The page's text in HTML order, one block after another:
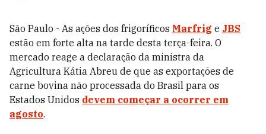
São Paulo - As ações dos frigoríficos Marfrig e JBS
estão em forte alta na tarde desta terça-feira. O
mercado reage a declaração da ministra da
Agricultura Kátia Abreu de que as exportações de
carne bovina não processada do Brasil para os
Estados Unidos devem começar a ocorrer em
agosto.